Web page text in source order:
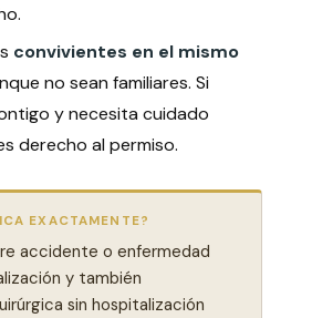
convivientes en el mismo
no sean familiares. Si
y necesita cuidado
derecho al permiso.
EXACTAMENTE?
accidente o enfermedad
y también
sin hospitalización